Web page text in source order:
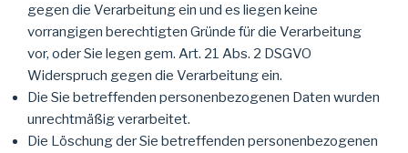
gegen die Verarbeitung ein und es liegen keine
vorrangigen berechtigten Gründe für die Verarbeitung
vor, oder Sie legen gem. Art. 21 Abs. 2 DSGVO
Widerspruch gegen die Verarbeitung ein.
Die Sie betreffenden personenbezogenen Daten wurden
unrechtmäßig verarbeitet.
Die Löschung der Sie betreffenden personenbezogenen